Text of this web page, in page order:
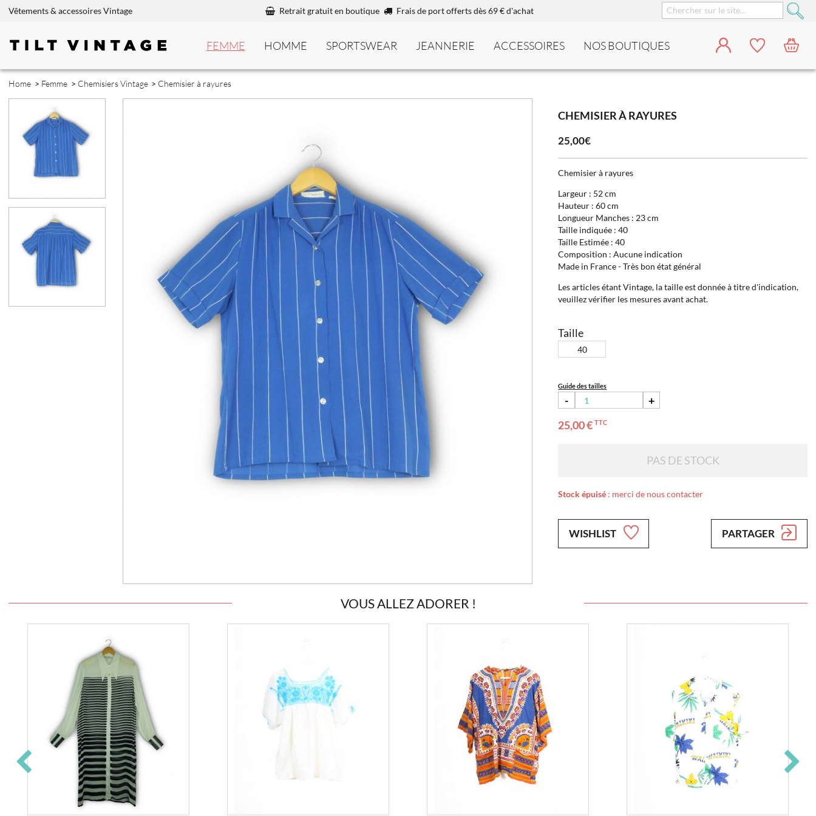
Vêtements & accessoires Vintage Retrait gratuit en boutique Frais de port offerts dès 69 € d'achat
FEMME HOMME SPORTSWEAR JEANNERIE ACCESSOIRES NOS BOUTIQUES
Home > Femme > Chemisiers Vintage > Chemisier à rayures
CHEMISIER À RAYURES
25,00€
Chemisier à rayures
Largeur : 52 cm
Hauteur : 60 cm
Longueur Manches : 23 cm
Taille indiquée : 40
Taille Estimée : 40
Composition : Aucune indication
Made in France - Très bon état général
Les articles étant Vintage, la taille est donnée à titre d'indication,
veuillez vérifier les mesures avant achat.
Taille
40
Guide des tailles
-
+
25,00 €TTC
PAS DE STOCK
Stock épuisé : merci de nous contacter
WISHLIST PARTAGER
VOUS ALLEZ ADORER !